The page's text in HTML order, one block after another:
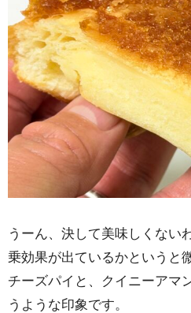
うーん、決して美味しくない
乗効果が出ているかというと
チーズパイと、クイニーアマ
うような印象です。